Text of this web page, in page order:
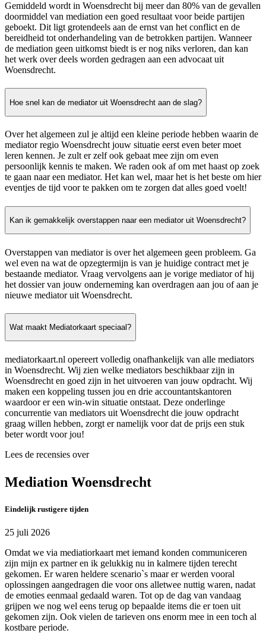
Gemiddeld wordt in Woensdrecht bij meer dan 80% van de gevallen
doormiddel van mediation een goed resultaat voor beide partijen
geboekt. Dit ligt grotendeels aan de ernst van het conflict en de
bereidheid tot onderhandeling van de betrokken partijen. Wanneer
de mediation geen uitkomst biedt is er nog niks verloren, dan kan
het werk over deels worden gedragen aan een advocaat uit
Woensdrecht.
Hoe snel kan de mediator uit Woensdrecht aan de slag?
Over het algemeen zul je altijd een kleine periode hebben waarin de
mediator regio Woensdrecht jouw situatie eerst even beter moet
leren kennen. Je zult er zelf ook gebaat mee zijn om even
persoonlijk kennis te maken. We raden ook af om met haast op zoek
te gaan naar een mediator. Het kan wel, maar het is het beste om hier
eventjes de tijd voor te pakken om te zorgen dat alles goed voelt!
Kan ik gemakkelijk overstappen naar een mediator uit Woensdrecht?
Overstappen van mediator is over het algemeen geen probleem. Ga
wel even na wat de opzegtermijn is van je huidige contract met je
bestaande mediator. Vraag vervolgens aan je vorige mediator of hij
het dossier van jouw onderneming kan overdragen aan jou of aan je
nieuwe mediator uit Woensdrecht.
Wat maakt Mediatorkaart speciaal?
mediatorkaart.nl opereert volledig onafhankelijk van alle mediators
in Woensdrecht. Wij zien welke mediators beschikbaar zijn in
Woensdrecht en goed zijn in het uitvoeren van jouw opdracht. Wij
maken een koppeling tussen jou en drie accountantskantoren
waardoor er een win-win situatie ontstaat. Deze onderlinge
concurrentie van mediators uit Woensdrecht die jouw opdracht
graag willen hebben, zorgt er namelijk voor dat de prijs een stuk
beter wordt voor jou!
Lees de recensies over
Mediation Woensdrecht
Eindelijk rustigere tijden
25 juli 2026
Omdat we via mediatiorkaart met iemand konden communiceren
zijn mijn ex partner en ik gelukkig nu in kalmere tijden terecht
gekomen. Er waren heldere scenario`s maar er werden vooral
oplossingen aangedragen die voor ons alletwee nuttig waren, nadat
de emoties eenmaal gedaald waren. Tot op de dag van vandaag
grijpen we nog wel eens terug op bepaalde items die er toen uit
gekomen zijn. Ook vielen de tarieven ons enorm mee in een toch al
kostbare periode.